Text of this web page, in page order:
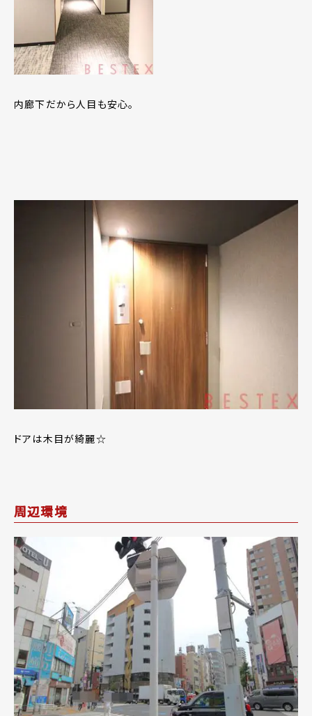
内廊下だから人目も安心。
ドアは木目が綺麗☆
周辺環境